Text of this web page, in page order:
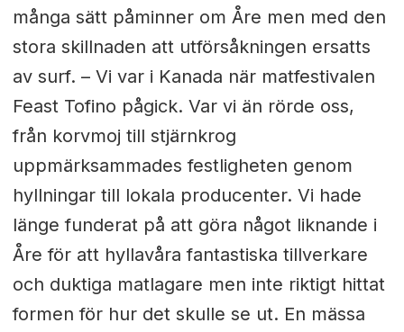
många sätt påminner om Åre men med den
stora skillnaden att utförsåkningen ersatts
av surf. – Vi var i Kanada när matfestivalen
Feast Tofino pågick. Var vi än rörde oss,
från korvmoj till stjärnkrog
uppmärksammades festligheten genom
hyllningar till lokala producenter. Vi hade
länge funderat på att göra något liknande i
Åre för att hyllavåra fantastiska tillverkare
och duktiga matlagare men inte riktigt hittat
formen för hur det skulle se ut. En mässa